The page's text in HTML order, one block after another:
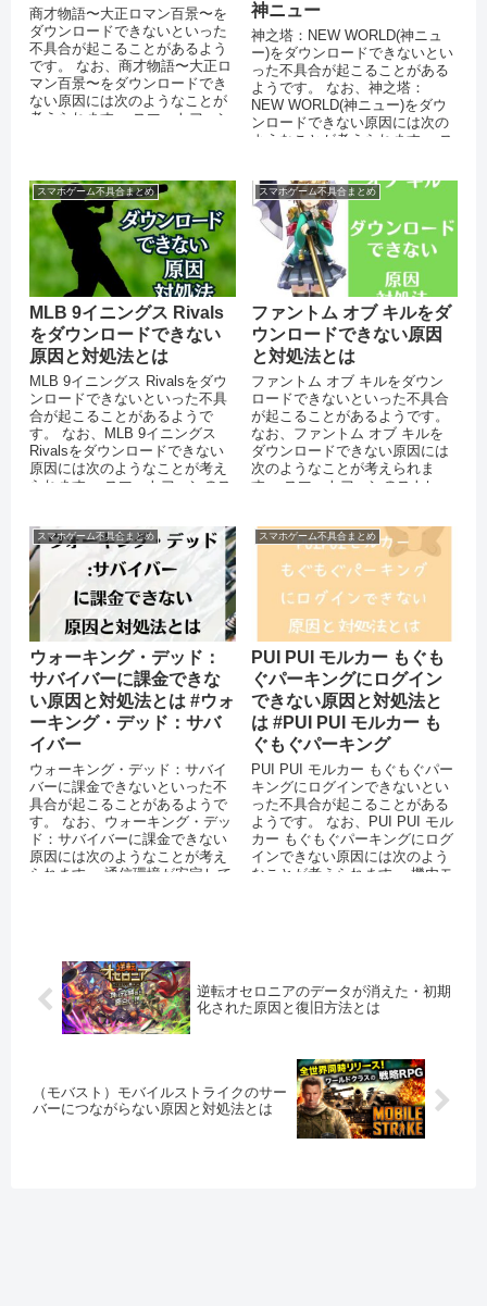
商才物語〜大正ロマン百景〜を
ダウンロードできないといった
不具合が起こることがあるよう
です。 なお、商才物語〜大正ロ
マン百景〜をダウンロードでき
ない原因には次のようなことが
考えられます。 スマートフォン
神ニュー
神之塔：NEW WORLD(神ニュ
ー)をダウンロードできないとい
った不具合が起こることがある
ようです。 なお、神之塔：
NEW WORLD(神ニュー)をダウ
ンロードできない原因には次の
ようなことが考えられます。 ス
スマホゲーム不具合まとめ
MLB 9イニングス Rivals
をダウンロードできない
原因と対処法とは
MLB 9イニングス Rivalsをダウ
ンロードできないといった不具
合が起こることがあるようで
す。 なお、MLB 9イニングス
Rivalsをダウンロードできない
原因には次のようなことが考え
られます。 スマートフォンのス
スマホゲーム不具合まとめ
ファントム オブ キルをダ
ウンロードできない原因
と対処法とは
ファントム オブ キルをダウン
ロードできないといった不具合
が起こることがあるようです。
なお、ファントム オブ キルを
ダウンロードできない原因には
次のようなことが考えられま
す。 スマートフォンのストレー
スマホゲーム不具合まとめ
ウォーキング・デッド：
サバイバーに課金できな
い原因と対処法とは #ウォ
ーキング・デッド：サバ
イバー
ウォーキング・デッド：サバイ
バーに課金できないといった不
具合が起こることがあるようで
す。 なお、ウォーキング・デッ
ド：サバイバーに課金できない
原因には次のようなことが考え
られます。 通信環境が安定して
スマホゲーム不具合まとめ
PUI PUI モルカー もぐも
ぐパーキングにログイン
できない原因と対処法と
は #PUI PUI モルカー も
ぐもぐパーキング
PUI PUI モルカー もぐもぐパー
キングにログインできないとい
った不具合が起こることがある
ようです。 なお、PUI PUI モル
カー もぐもぐパーキングにログ
インできない原因には次のよう
なことが考えられます。 機内モ
逆転オセロニアのデータが消えた・初期
化された原因と復旧方法とは
（モバスト）モバイルストライクのサー
バーにつながらない原因と対処法とは